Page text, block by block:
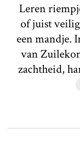
Leren
of juist
een mandje.
van
zachtheid,